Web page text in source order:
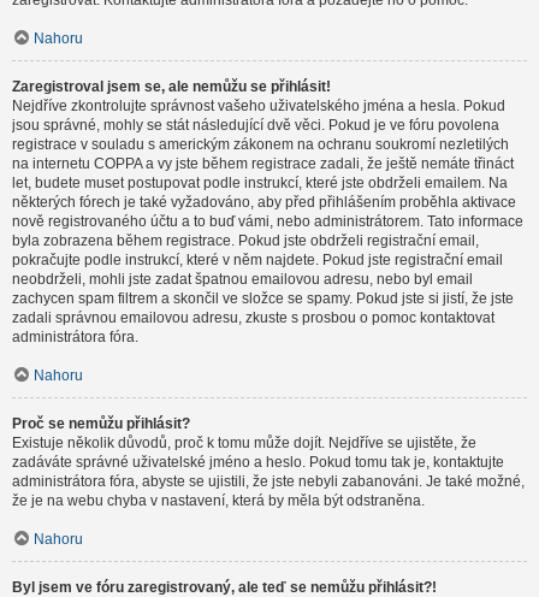
Nahoru
Zaregistroval jsem se, ale nemůžu se přihlásit!
Nejdříve zkontrolujte správnost vašeho uživatelského jména a hesla. Pokud
jsou správné, mohly se stát následující dvě věci. Pokud je ve fóru povolena
registrace v souladu s americkým zákonem na ochranu soukromí nezletilých
na internetu COPPA a vy jste během registrace zadali, že ještě nemáte třináct
let, budete muset postupovat podle instrukcí, které jste obdrželi emailem. Na
některých fórech je také vyžadováno, aby před přihlášením proběhla aktivace
nově registrovaného účtu a to buď vámi, nebo administrátorem. Tato informace
byla zobrazena během registrace. Pokud jste obdrželi registrační email,
pokračujte podle instrukcí, které v něm najdete. Pokud jste registrační email
neobdrželi, mohli jste zadat špatnou emailovou adresu, nebo byl email
zachycen spam filtrem a skončil ve složce se spamy. Pokud jste si jistí, že jste
zadali správnou emailovou adresu, zkuste s prosbou o pomoc kontaktovat
administrátora fóra.
Nahoru
Proč se nemůžu přihlásit?
Existuje několik důvodů, proč k tomu může dojít. Nejdříve se ujistěte, že
zadáváte správné uživatelské jméno a heslo. Pokud tomu tak je, kontaktujte
administrátora fóra, abyste se ujistili, že jste nebyli zabanováni. Je také možné,
že je na webu chyba v nastavení, která by měla být odstraněna.
Nahoru
Byl jsem ve fóru zaregistrovaný, ale teď se nemůžu přihlásit?!